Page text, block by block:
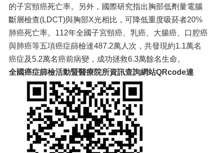
的子宮頸癌死亡率。另外，國際研究指出胸部低劑量電腦
斷層檢查(LDCT)與胸部X光相比，可降低重度吸菸者20%
肺癌死亡率。112年全國子宮頸癌、乳癌、大腸癌、口腔癌
與肺癌等五項癌症篩檢達487.2萬人次，共發現約1.1萬名
癌症及5.2萬名癌前病變，成功拯救6.3萬餘名生命。
全國癌症篩檢活動暨醫療院所資訊查詢網站QRcode連